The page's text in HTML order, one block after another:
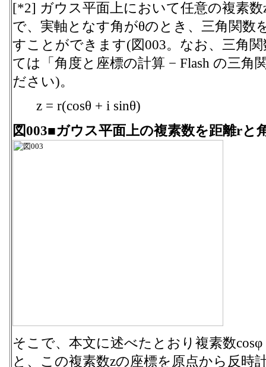
[*2] ガウス平面上において任意の複素
で、実軸となす角がθのとき、三角関数
すことができます(図003。なお、三角
ては「角度と座標の計算 − Flash の三角
ださい)。
z = r(cosθ + i sinθ)
図003■ガウス平面上の複素数を距離rと
そこで、本文に述べたとおり複素数
と、この複素数zの座標を原点から反時